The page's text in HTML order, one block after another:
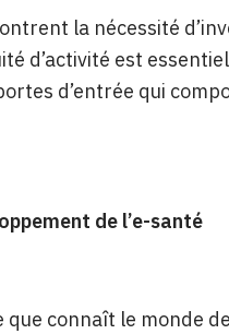
la nécessité
d’activité est
d’entrée qui
de l’e-santé
connaît le monde